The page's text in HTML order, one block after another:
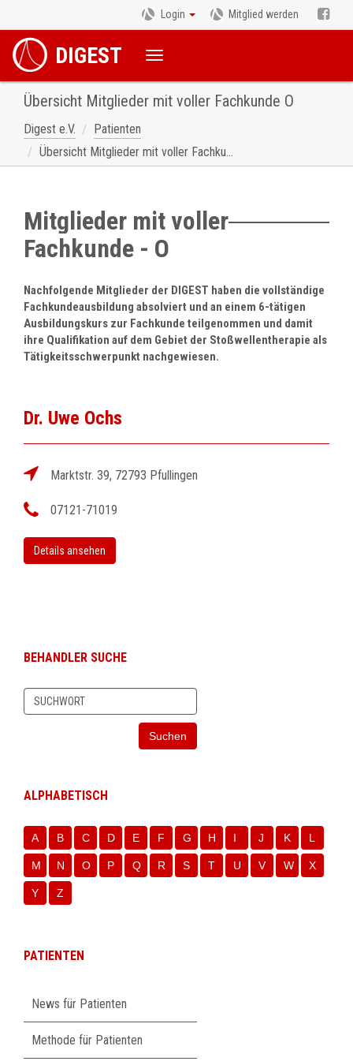
Login Mitglied werden
DIGEST
Übersicht Mitglieder mit voller Fachkunde O
Digest e.V.
Patienten
Übersicht Mitglieder mit voller Fachkunde O
Mitglieder mit voller
Fachkunde - O
Nachfolgende Mitglieder der DIGEST haben die vollständige
Fachkundeausbildung absolviert und an einem 6-tätigen
Ausbildungskurs zur Fachkunde teilgenommen und damit
ihre Qualifikation auf dem Gebiet der Stoßwellentherapie als
Tätigkeitsschwerpunkt nachgewiesen.
Dr. Uwe Ochs
Marktstr. 39, 72793 Pfullingen
07121-71019
Details ansehen
BEHANDLER SUCHE
Suchen
ALPHABETISCH
A B C D E F G H I J K L
M N O P Q R S T U V W X
Y Z
PATIENTEN
überspringen
News für Patienten
Methode für Patienten